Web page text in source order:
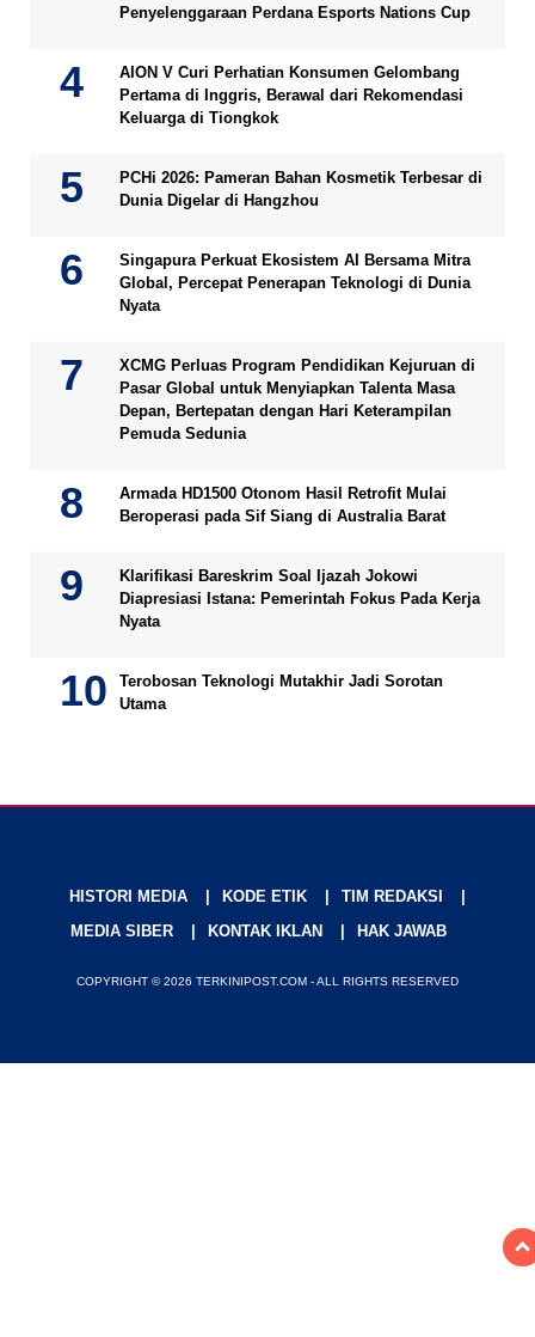
Penyelenggaraan Perdana Esports Nations Cup
AION V Curi Perhatian Konsumen Gelombang
Pertama di Inggris, Berawal dari Rekomendasi
Keluarga di Tiongkok
PCHi 2026: Pameran Bahan Kosmetik Terbesar di
Dunia Digelar di Hangzhou
Singapura Perkuat Ekosistem AI Bersama Mitra
Global, Percepat Penerapan Teknologi di Dunia
Nyata
XCMG Perluas Program Pendidikan Kejuruan di
Pasar Global untuk Menyiapkan Talenta Masa
Depan, Bertepatan dengan Hari Keterampilan
Pemuda Sedunia
Armada HD1500 Otonom Hasil Retrofit Mulai
Beroperasi pada Sif Siang di Australia Barat
Klarifikasi Bareskrim Soal Ijazah Jokowi
Diapresiasi Istana: Pemerintah Fokus Pada Kerja
Nyata
Terobosan Teknologi Mutakhir Jadi Sorotan
Utama
HISTORI MEDIA KODE ETIK
TIM REDAKSI
MEDIA SIBER
KONTAK IKLAN HAK JAWAB
COPYRIGHT © 2026 TERKINIPOST.COM - ALL RIGHTS RESERVED